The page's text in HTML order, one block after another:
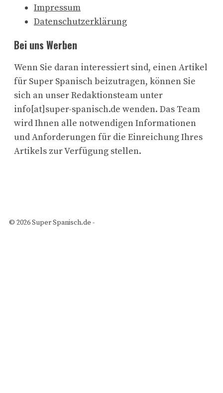
Impressum
Datenschutzerklärung
Bei uns Werben
Wenn Sie daran interessiert sind, einen Artikel
für Super Spanisch beizutragen, können Sie
sich an unser Redaktionsteam unter
info[at]super-spanisch.de wenden. Das Team
wird Ihnen alle notwendigen Informationen
und Anforderungen für die Einreichung Ihres
Artikels zur Verfügung stellen.
© 2026 Super Spanisch.de -